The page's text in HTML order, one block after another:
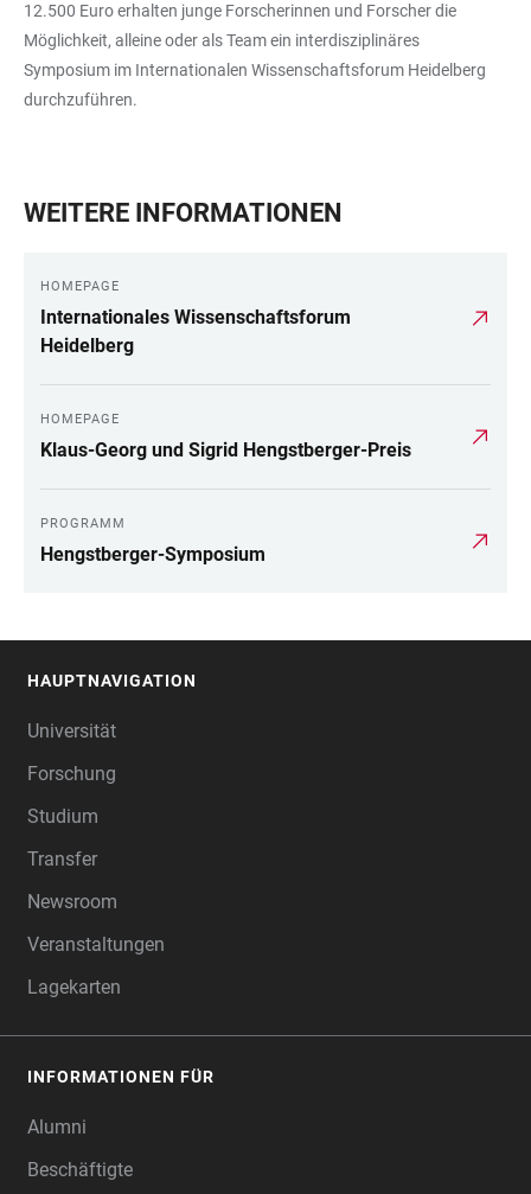
12.500 Euro erhalten junge Forscherinnen und Forscher die
Möglichkeit, alleine oder als Team ein interdisziplinäres
Symposium im Internationalen Wissenschaftsforum Heidelberg
durchzuführen.
WEITERE INFORMATIONEN
HOMEPAGE
Internationales Wissenschaftsforum
Heidelberg
HOMEPAGE
Klaus-Georg und Sigrid Hengstberger-Preis
PROGRAMM
Hengstberger-Symposium
HAUPTNAVIGATION
Universität
Forschung
Studium
Transfer
Newsroom
Veranstaltungen
Lagekarten
INFORMATIONEN FÜR
Alumni
Beschäftigte